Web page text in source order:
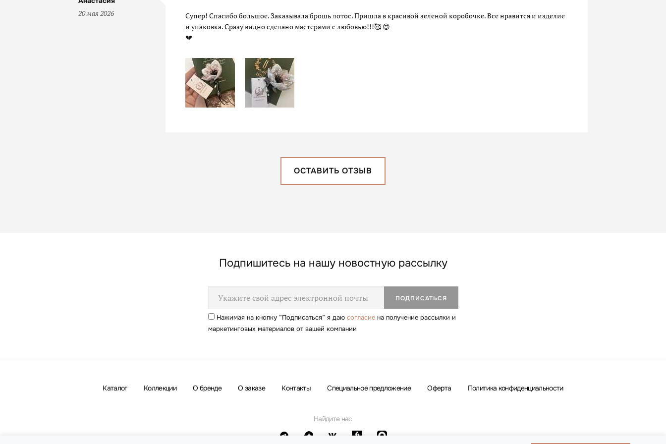
20 мая 2026
Супер! Спасибо большое. Заказывала брошь лотос. Пришла в красивой зеленой коробочке. Все нравится и изделие
и упаковка. Сразу видно сделано мастерами с любовью!!!🥰 😍
💔
ОСТАВИТЬ ОТЗЫВ
Подпишитесь на нашу новостную рассылку
Нажимая на кнопку ”Подписаться” я даю согласиена получение рассылки и
маркетинговых материалов от вашей компании
Каталог Коллекции О бренде О заказе Контакты Специальное предложение Оферта Политика конфиденциальности
Найдите нас